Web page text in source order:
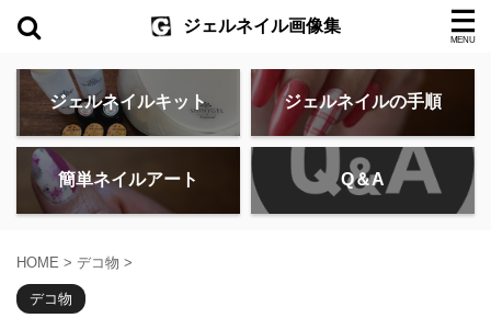
ジェルネイル画像集
ジェルネイルキット ジェルネイルの手順
簡単ネイルアート Q＆A
HOME > デコ物 >
デコ物